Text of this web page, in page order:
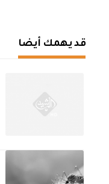
قد يهمك أيضا